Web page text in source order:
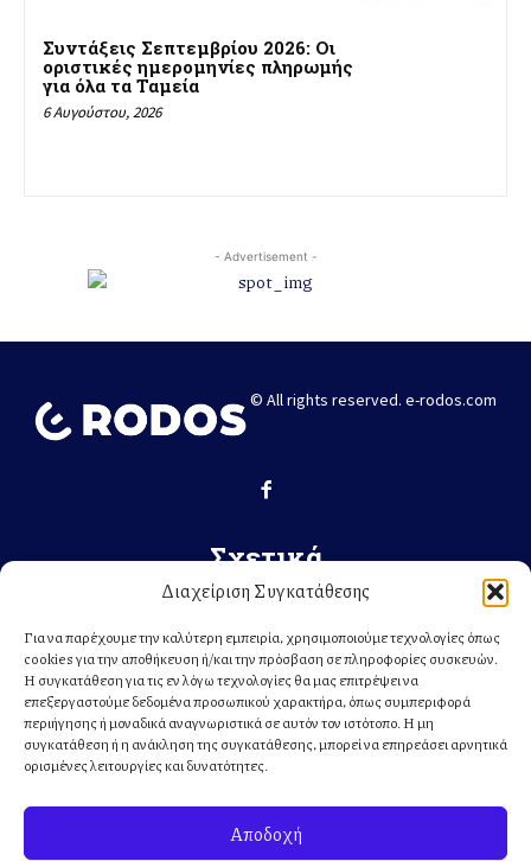
Διαχείριση Συγκατάθεσης
Για να παρέχουμε την καλύτερη εμπειρία, χρησιμοποιούμε τεχνολογίες όπως
cookies για την αποθήκευση ή/και την πρόσβαση σε πληροφορίες συσκευών.
Η συγκατάθεση για τις εν λόγω τεχνολογίες θα μας επιτρέψει να
επεξεργαστούμε δεδομένα προσωπικού χαρακτήρα, όπως συμπεριφορά
περιήγησης ή μοναδικά αναγνωριστικά σε αυτόν τον ιστότοπο. Η μη
συγκατάθεση ή η ανάκληση της συγκατάθεσης, μπορεί να επηρεάσει αρνητικά
ορισμένες λειτουργίες και δυνατότητες.
Αποδοχή
Συντάξεις Σεπτεμβρίου 2026: Οι
οριστικές ημερομηνίες πληρωμής
για όλα τα Ταμεία
6 Αυγούστου, 2026
- Advertisement -
© All rights reserved. e-rodos.com
Σχετικά
ΕΛΛΆΔΑ
ΚΌΣΜΟΣ
ΤΟΠΙΚΆ
ΣΧΕΤΙΚΆ ΜΕ ΕΜΆΣ
Κατηγορίες
ΕΙΔΗΣΕΙΣ
ΔΙΚΑΣΤΙΚΟ – ΑΣΤΥΝΟΜΙΚΟ